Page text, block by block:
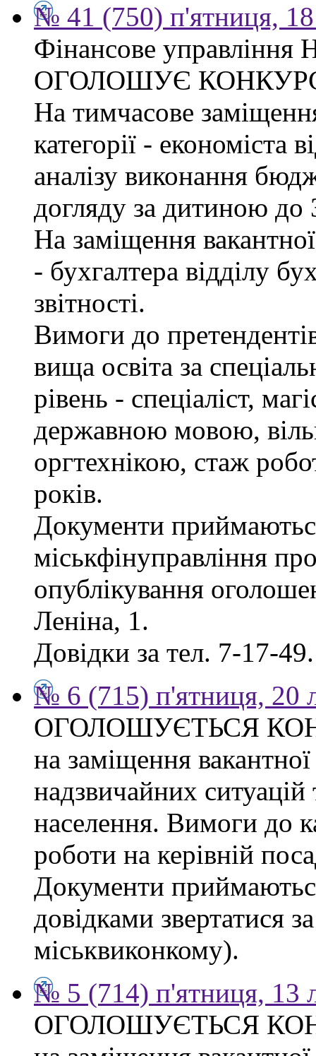
№ 41 (750) п'ятниця, 18
Фінансове управління
ОГОЛОШУЄ
На тимчасове
категорії - економіста
аналізу виконання
догляду за дитиною до
На заміщення вакантної
- бухгалтера відділу
звітності.
Вимоги до
вища освіта за
рівень - спеціаліст,
державною мовою,
оргтехнікою, стаж
років.
Документи
міськфінуправління
опублікування
Леніна, 1.
Довідки за тел. 7-17-49.
№ 6 (715) п'ятниця, 20
ОГОЛОШУЄТЬСЯ
на заміщення
надзвичайних ситуацій
населення. Вимоги до
роботи на керівній
Документи
довідками звертатися
міськвиконкому).
№ 5 (714) п'ятниця, 13
ОГОЛОШУЄТЬСЯ